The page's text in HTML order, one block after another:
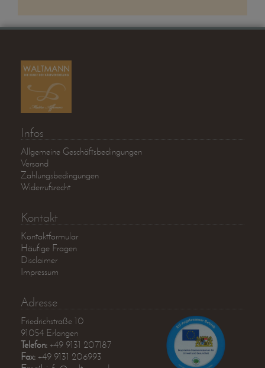
Infos
Allgemeine Geschäftsbedingungen
Versand
Zahlungsbedingungen
Widerrufsrecht
Kontakt
Kontaktformular
Häufige Fragen
Disclaimer
Impressum
Adresse
Friedrichstraße 10
91054 Erlangen
Telefon: +49 9131 207187
Fax: +49 9131 206993